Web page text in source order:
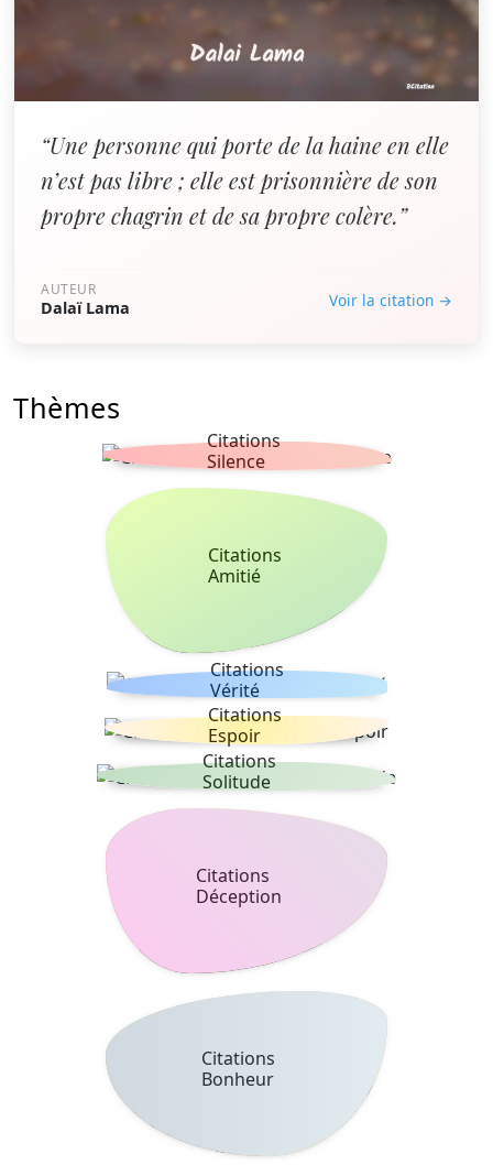
“Une personne qui porte de la haine en elle
n’est pas libre ; elle est prisonnière de son
propre chagrin et de sa propre colère.”
AUTEUR
Dalaï Lama Voir la citation →
Thèmes
Citations
Silence
Citations
Amitié
Citations
Vérité
Citations
Espoir
Citations
Solitude
Citations
Déception
Citations
Bonheur